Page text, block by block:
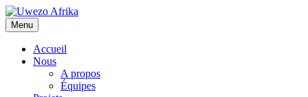
Menu
Accueil
Nous
A propos
Équipes